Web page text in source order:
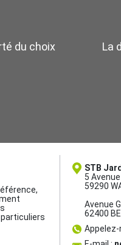
du choix La
STB
5
59290
Avenue
62400
Appelez-